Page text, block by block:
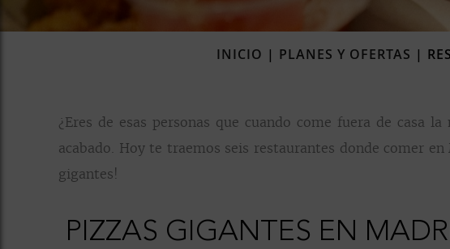
INICIO | PLANES Y OFERTAS |
¿Eres de esas personas que cuando come fuera de casa
acabado. Hoy te traemos seis restaurantes donde comer
gigantes!
PIZZAS GIGANTES EN